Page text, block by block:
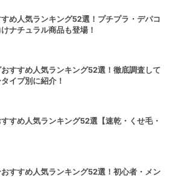
め人気ランキング52選！プチプラ・デパコ
ナチュラル商品も登場！
すすめ人気ランキング52選！徹底調査して
イプ別に紹介！
すすめ人気ランキング52選【速乾・くせ毛・
すすめ人気ランキング52選！初心者・メン